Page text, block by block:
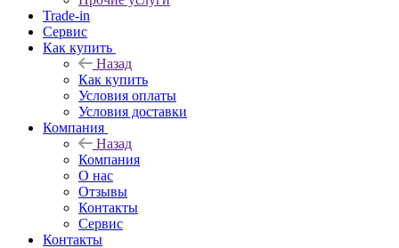
Trade-in
Сервис
Как купить
Назад
Как купить
Условия оплаты
Условия доставки
Компания
Назад
Компания
О нас
Отзывы
Контакты
Сервис
Контакты